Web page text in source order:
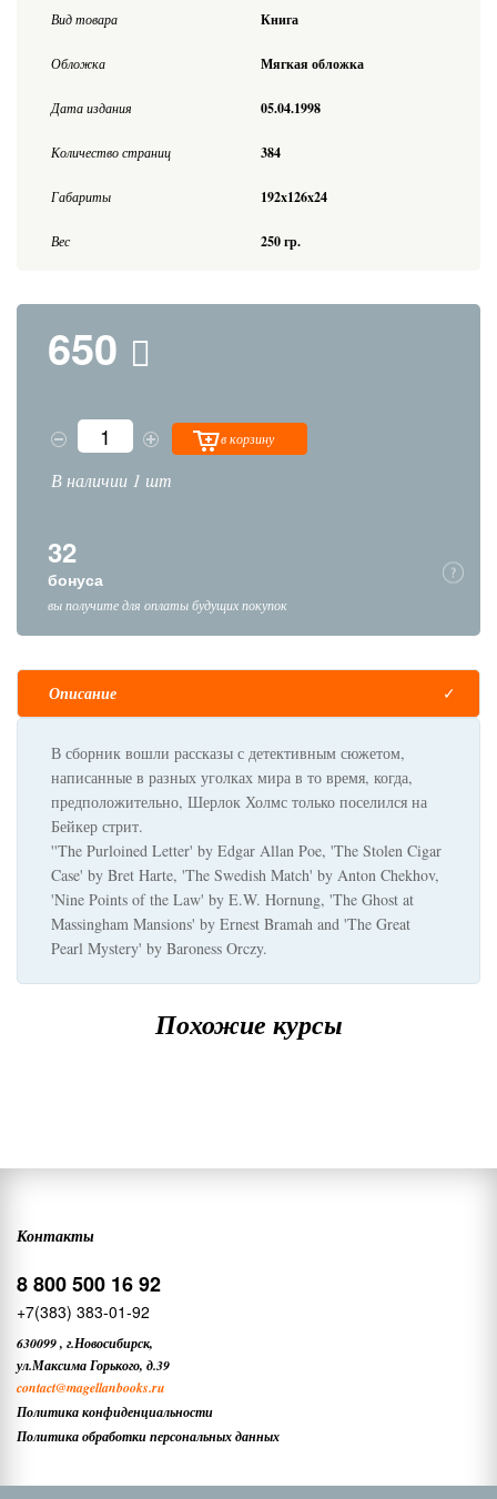
Вид товара Книга
Обложка Мягкая обложка
Дата издания 05.04.1998
Количество страниц 384
Габариты 192x126x24
Вес 250 гр.
650
в корзину
В наличии 1 шт
32
бонуса
вы получите для оплаты будущих покупок
Описание
В сборник вошли рассказы с детективным сюжетом,
написанные в разных уголках мира в то время, когда,
предположительно, Шерлок Холмс только поселился на
Бейкер стрит.
''The Purloined Letter' by Edgar Allan Poe, 'The Stolen Cigar
Case' by Bret Harte, 'The Swedish Match' by Anton Chekhov,
'Nine Points of the Law' by E.W. Hornung, 'The Ghost at
Massingham Mansions' by Ernest Bramah and 'The Great
Pearl Mystery' by Baroness Orczy.
Похожие курсы
Контакты
8 800 500 16 92
+7(383) 383-01-92
630099, г.Новосибирск,
ул.Максима Горького, д.39
contact@magellanbooks.ru
Политика конфиденциальности
Политика обработки персональных данных